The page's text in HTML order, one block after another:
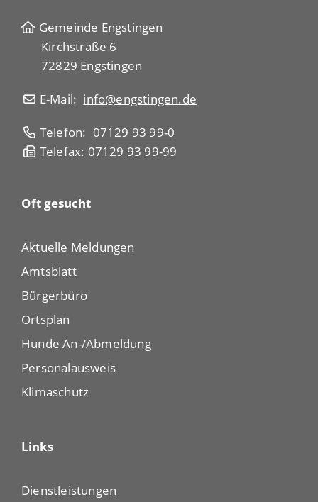
Gemeinde Engstingen
Kirchstraße 6
72829 Engstingen
E-Mail: info@engstingen.de
Telefon: 07129 93 99-0
Telefax: 07129 93 99-99
Oft gesucht
Aktuelle Meldungen
Amtsblatt
Bürgerbüro
Ortsplan
Hunde An-/Abmeldung
Personalausweis
Klimaschutz
Links
Dienstleistungen